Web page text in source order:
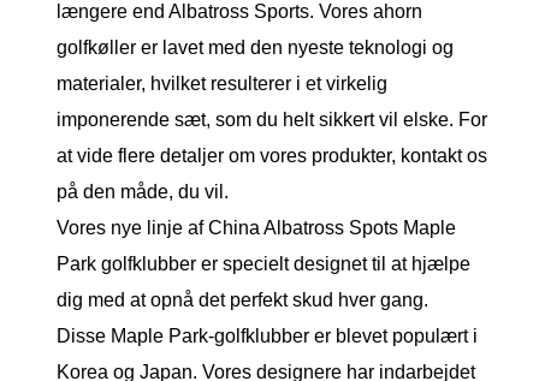
længere end Albatross Sports. Vores ahorn
golfkøller er lavet med den nyeste teknologi og
materialer, hvilket resulterer i et virkelig
imponerende sæt, som du helt sikkert vil elske. For
at vide flere detaljer om vores produkter, kontakt os
på den måde, du vil.
Vores nye linje af China Albatross Spots Maple
Park golfklubber er specielt designet til at hjælpe
dig med at opnå det perfekt skud hver gang.
Disse Maple Park-golfklubber er blevet populært i
Korea og Japan. Vores designere har indarbejdet